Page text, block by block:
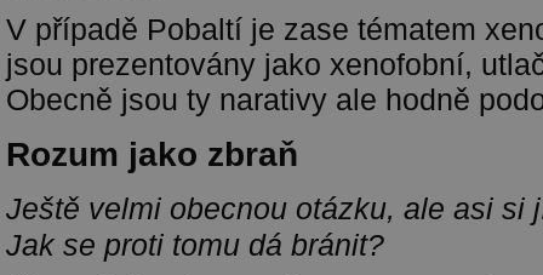
V případě Pobaltí je zase tématem
jsou prezentovány jako xenofobní,
Obecně jsou ty narativy ale hodně
Rozum jako zbraň
Ještě velmi obecnou otázku, ale asi si
Jak se proti tomu dá bránit?